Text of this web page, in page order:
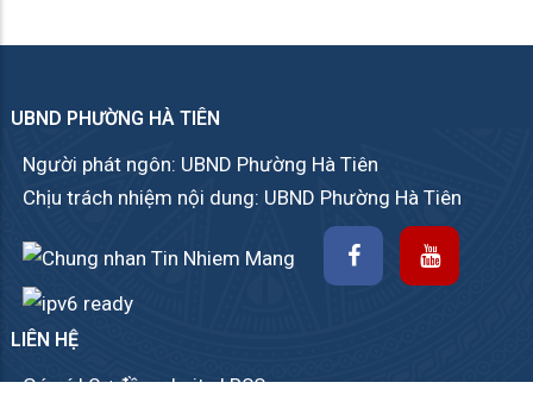
UBND PHƯỜNG HÀ TIÊN
Người phát ngôn: UBND Phường Hà Tiên
Chịu trách nhiệm nội dung: UBND Phường Hà Tiên
LIÊN HỆ
Góp ý|Sơ đồ website|RSS